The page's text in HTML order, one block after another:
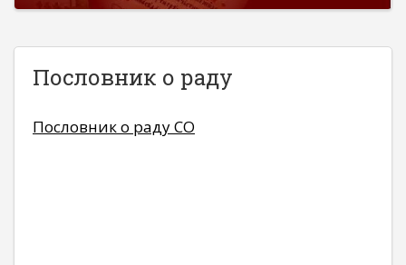
Пословник о раду
Пословник о раду СО